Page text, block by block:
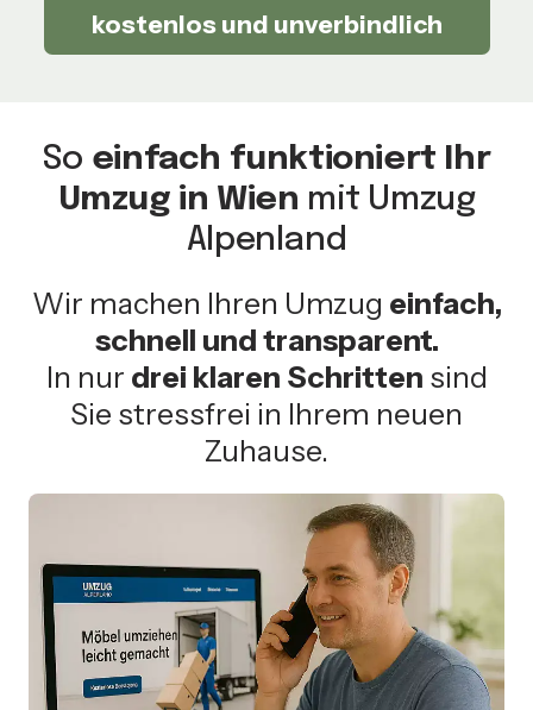
kostenlos und unverbindlich
So einfach funktioniert Ihr
Umzug in Wien mit Umzug
Alpenland
Wir machen Ihren Umzug einfach,
schnell und transparent.
In nur drei klaren Schritten sind
Sie stressfrei in Ihrem neuen
Zuhause.